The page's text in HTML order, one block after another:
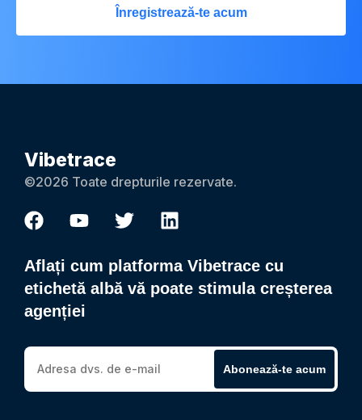
Înregistrează-te acum
Vibetrace
©2026 Toate drepturile rezervate.
Aflați cum platforma Vibetrace cu
etichetă albă vă poate stimula creșterea
agenției
Abonează-te acum